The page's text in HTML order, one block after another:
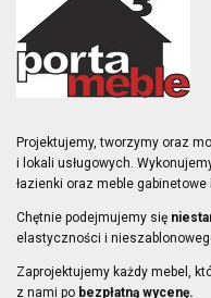
Projektujemy, tworzymy oraz
i lokali usługowych.
łazienki oraz meble gabinetowe
Chętnie podejmujemy się
elastyczności i
Zaprojektujemy każdy mebel,
z nami po bezpłatną wycenę.